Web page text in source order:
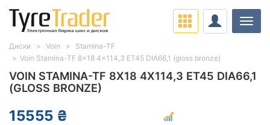
VOIN STAMINA-TF 8X18 4X114,3 ET45 DIA66,1
(GLOSS BRONZE)
15555 ₴
Диски Voin
Stamina-TF
Voin Stamina-TF 8x18 4x114,3 ET45 DIA66,1 (gloss bronze)